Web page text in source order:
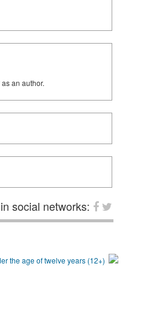
an author.
social networks: